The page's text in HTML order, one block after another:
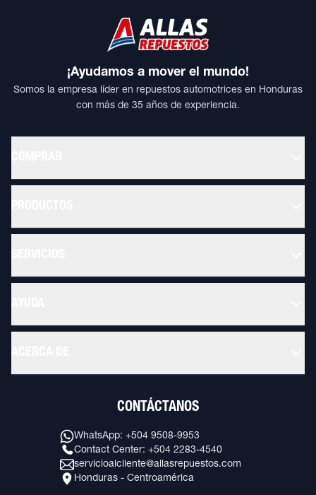
¡Ayudamos a mover el mundo!
Somos la empresa líder en repuestos automotrices en Honduras
con más de 35 años de experiencia.
CONTÁCTANOS
WhatsApp: +504 9508-9953
Contact Center: +504 2283-4540
servicioalcliente@allasrepuestos.com
Honduras - Centroamérica